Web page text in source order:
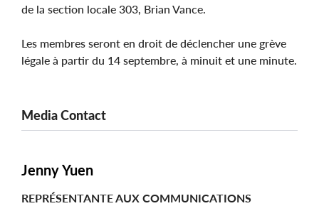
de la section locale 303, Brian Vance.
Les membres seront en droit de déclencher une grève
légale à partir du 14 septembre, à minuit et une minute.
Media Contact
Jenny Yuen
REPRÉSENTANTE AUX COMMUNICATIONS